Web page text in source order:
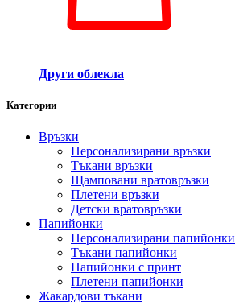
Други облекла
Категории
Връзки
Персонализирани връзки
Тъкани връзки
Щамповани вратовръзки
Плетени връзки
Детски вратовръзки
Папийонки
Персонализирани папийонки
Тъкани папийонки
Папийонки с принт
Плетени папийонки
Жакардови тъкани